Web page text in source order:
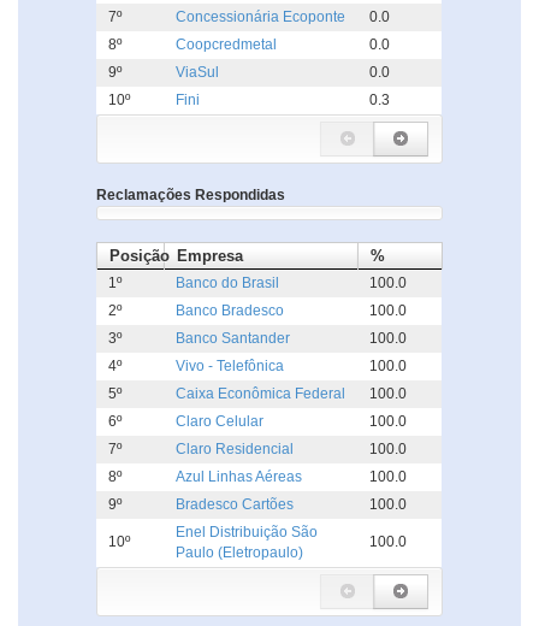
7º Concessionária Ecoponte
0.0
8º
Coopcredmetal
0.0
9º
ViaSul
0.0
10º
Fini 0.3
Reclamações Respondidas
Posição Empresa %
1º Banco do Brasil
100.0
2º
Banco Bradesco
100.0
3º
Banco Santander
100.0
4º
Vivo - Telefônica
100.0
5º
Caixa Econômica Federal
100.0
6º
Claro Celular
100.0
7º
Claro Residencial
100.0
8º
Azul Linhas Aéreas
100.0
9º
Bradesco Cartões 100.0
10º
Enel Distribuição São
Paulo (Eletropaulo)
100.0